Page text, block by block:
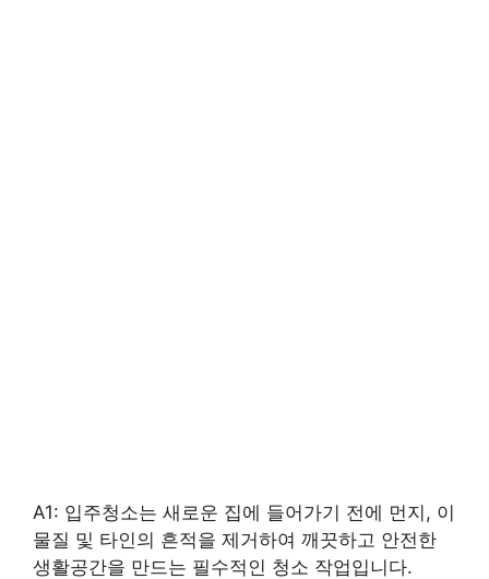
A1: 입주청소는 새로운 집에 들어가기 전에 먼지, 이
물질 및 타인의 흔적을 제거하여 깨끗하고 안전한
생활공간을 만드는 필수적인 청소 작업입니다.